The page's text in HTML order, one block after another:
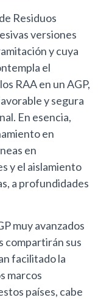
Residuos
versiones
y cuya
el
RAA en un AGP,
y segura
En esencia,
en
en
y el aislamiento
a profundidades
muy avanzados
compartirán sus
facilitado la
marcos
países, cabe